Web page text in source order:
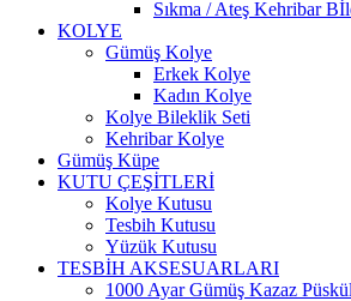
Sıkma / Ateş Kehribar
KOLYE
Gümüş Kolye
Erkek Kolye
Kadın Kolye
Kolye Bileklik Seti
Kehribar Kolye
Gümüş Küpe
KUTU ÇEŞİTLERİ
Kolye Kutusu
Tesbih Kutusu
Yüzük Kutusu
TESBİH AKSESUARLARI
1000 Ayar Gümüş Kazaz Püskül